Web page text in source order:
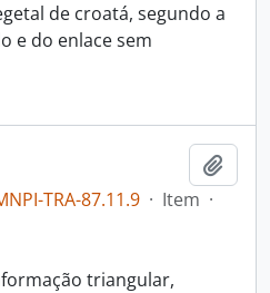
de croatá, segundo a
e do enlace sem
TRA-87.11.9 · Item ·
triangular,